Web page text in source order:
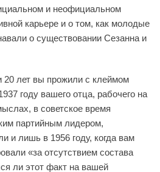
и неофициальном
карьере и о том, как молодые
о существовании Сезанна и
20 лет вы прожили с клеймом
году вашего отца, рабочего на
в советское время
партийным лидером,
и лишь в 1956 году, когда вам
«за отсутствием состава
ли этот факт на вашей